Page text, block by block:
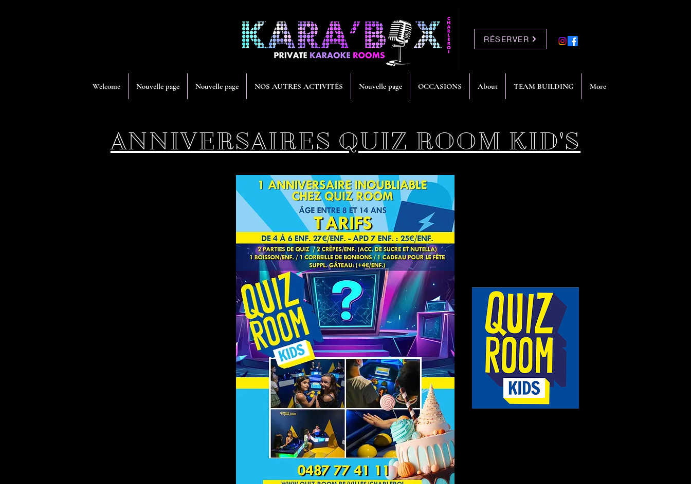
RÉSERVER
Welcome Nouvelle page Nouvelle page NOS AUTRES ACTIVITÉS Nouvelle page OCCASIONS About TEAM BUILDING More
ANNIVERSAIRES QUIZ ROOM KID'S